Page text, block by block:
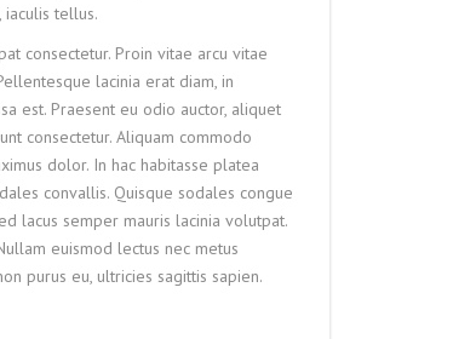
iaculis tellus.
consectetur. Proin vitae arcu vitae
lacinia erat diam, in
est. Praesent eu odio auctor, aliquet
consectetur. Aliquam commodo
dolor. In hac habitasse platea
convallis. Quisque sodales congue
lacus semper mauris lacinia volutpat.
euismod lectus nec metus
purus eu, ultricies sagittis sapien.